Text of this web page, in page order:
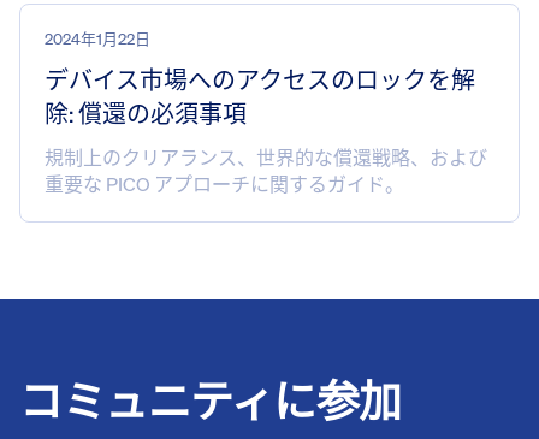
2024年1月22日
デバイス市場へのアクセスのロックを解
除: 償還の必須事項
規制上のクリアランス、世界的な償還戦略、および
重要な PICO アプローチに関するガイド。
コミュニティに参加